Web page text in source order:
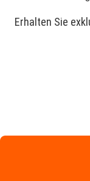
Erhalten Sie